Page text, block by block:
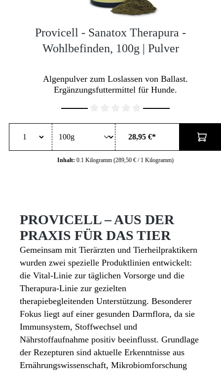
Provicell - Sanatox Therapura -
Wohlbefinden, 100g | Pulver
Algenpulver zum Loslassen von Ballast.
Ergänzungsfuttermittel für Hunde.
Inhalt: 0.1 Kilogramm (289,50 € / 1 Kilogramm)
28,95 €*
Durchschnittliche Bewertung von 0 von 5 Sternen
PROVICELL – AUS DER
PRAXIS FÜR DAS TIER
Gemeinsam mit Tierärzten und Tierheilpraktikern
wurden zwei spezielle Produktlinien entwickelt:
die Vital-Linie zur täglichen Vorsorge und die
Therapura-Linie zur gezielten
therapiebegleitenden Unterstützung. Besonderer
Fokus liegt auf einer gesunden Darmflora, da sie
Immunsystem, Stoffwechsel und
Nährstoffaufnahme positiv beeinflusst. Grundlage
der Rezepturen sind aktuelle Erkenntnisse aus
Ernährungswissenschaft, Mikrobiomforschung